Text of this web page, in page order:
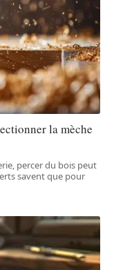
la mèche
percer du bois peut
savent que pour